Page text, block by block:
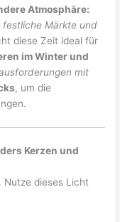
Atmosphäre:
festliche Märkte und
diese Zeit ideal für
im Winter und
mit
, um die
Kerzen und
dieses Licht